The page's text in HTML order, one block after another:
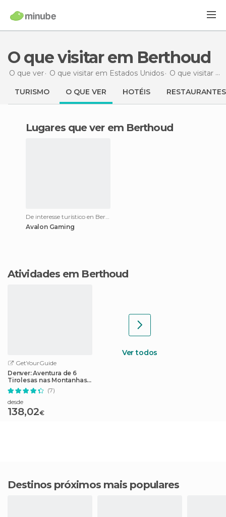
O que visitar em Berthoud
O que ver O que visitar em Estados Unidos O que visitar em Colorado
TURISMO O QUE VER HOTÉIS RESTAURANTES
Lugares que ver em Berthoud
De interesse turístico en Berthoud
Avalon Gaming
Atividades em Berthoud
GetYourGuide
Denver: Aventura de 6
Tirolesas nas Montanhas
Rochosas
(7)
desde
138,02€
Ver todos
Destinos próximos mais populares